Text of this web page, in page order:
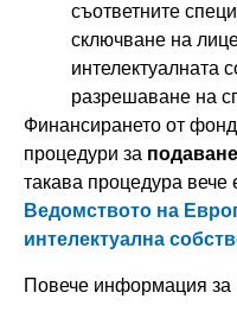
съответните
сключване на
интелектуалната
разрешаване на
Финансирането от
процедури за
такава процедура вече
Ведомството на
интелектуална
Повече информация за